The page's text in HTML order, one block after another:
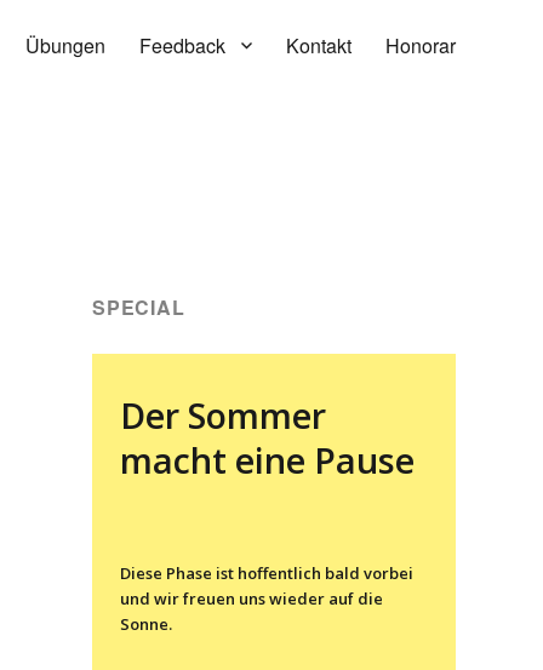
Übungen Feedback Kontakt Honorar
SPECIAL
Der Sommer
macht eine Pause
Diese Phase ist hoffentlich bald vorbei
und wir freuen uns wieder auf die
Sonne.